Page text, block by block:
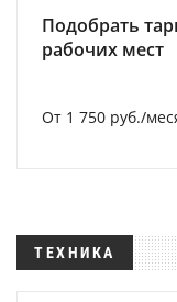
Подобрать
рабочих мест
От 1 750 руб./
ТЕХНИКА